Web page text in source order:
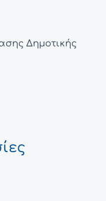
Δημοτικής